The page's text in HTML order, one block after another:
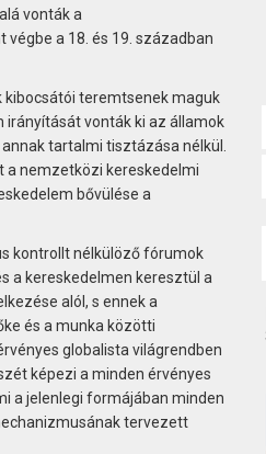
vonták a
a 18. és 19. században
kibocsátói teremtsenek maguk
vonták ki az államok
tartalmi tisztázása nélkül.
a nemzetközi kereskedelmi
bővülése a
kontrollt nélkülöző fórumok
a kereskedelmen keresztül a
alól, s ennek a
és a munka közötti
globalista világrendben
képezi a minden érvényes
a jelenlegi formájában minden
tervezett